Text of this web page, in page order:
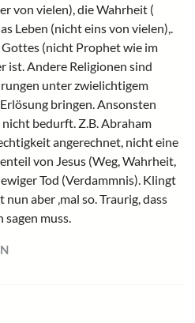
von vielen), die Wahrheit (
Leben (nicht eins von vielen),.
(nicht Prophet wie im
ist. Andere Religionen sind
unter zwielichtigem
bringen. Ansonsten
bedurft. Z.B. Abraham
angerechnet, nicht eine
von Jesus (Weg, Wahrheit,
Tod (Verdammnis). Klingt
aber ‚mal so. Traurig, dass
sagen muss.